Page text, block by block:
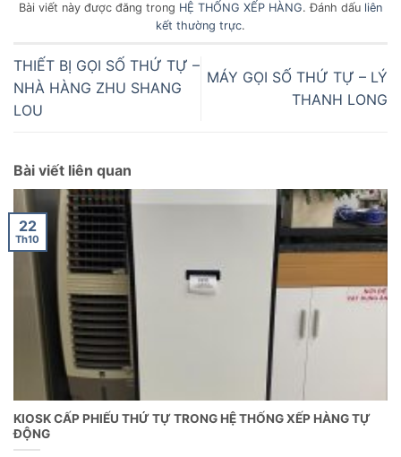
Bài viết này được đăng trong HỆ THỐNG XẾP HÀNG. Đánh dấu liên
kết thường trực.
THIẾT BỊ GỌI SỐ THỨ TỰ –
NHÀ HÀNG ZHU SHANG
LOU
MÁY GỌI SỐ THỨ TỰ – LÝ
THANH LONG
Bài viết liên quan
KIOSK CẤP PHIẾU THỨ TỰ TRONG HỆ THỐNG XẾP HÀNG TỰ
ĐỘNG
22
Th10